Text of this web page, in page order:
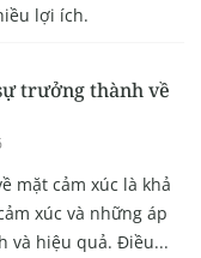
lợi ích.
trưởng thành về
mặt cảm xúc là khả
xúc và những áp
và hiệu quả. Điều...